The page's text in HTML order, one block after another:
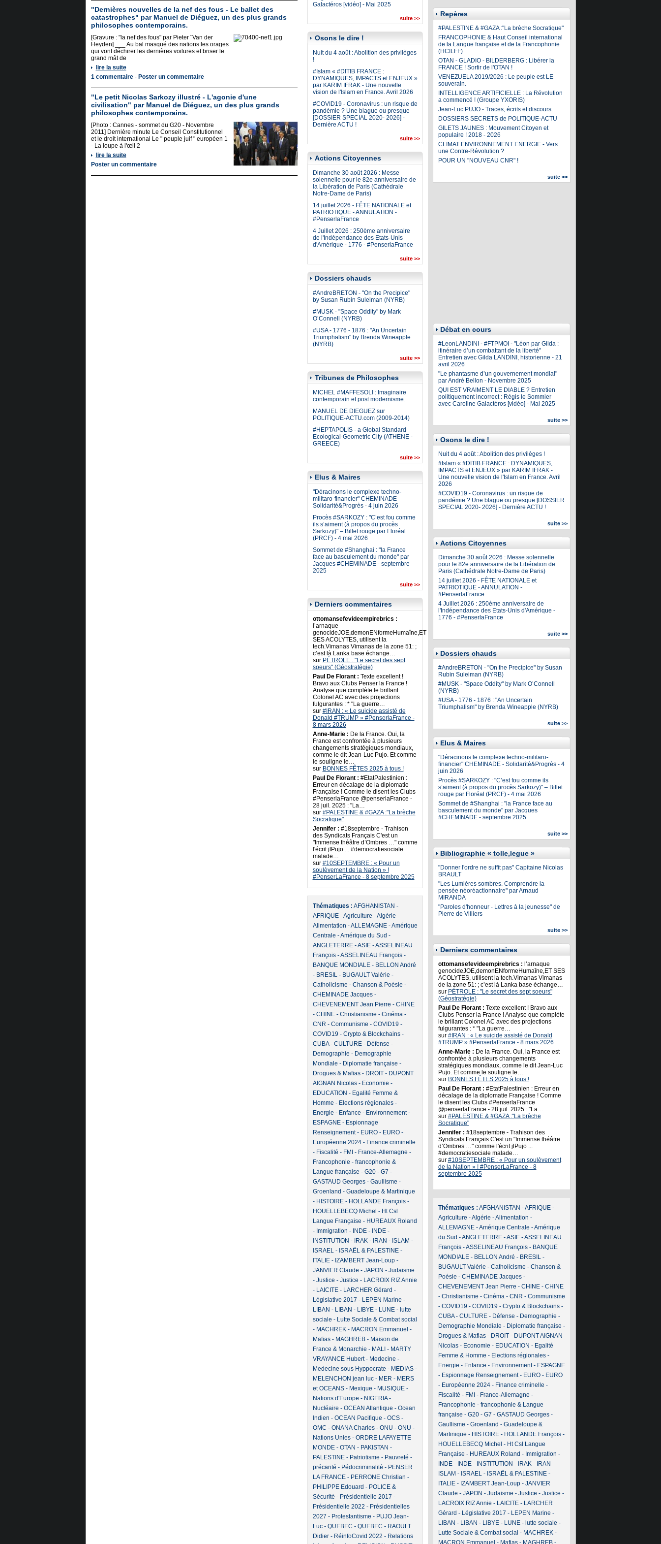
"Dernières nouvelles de la nef des fous - Le ballet des
catastrophes" par Manuel de Diéguez, un des plus grands
philosophes contemporains.
[Gravure : "la nef des fous" par Pieter ¨Van der
Heyden] ___ Au bal masqué des nations les orages
qui vont déchirer les dernières voilures et briser le
grand mât de
lire la suite
1 commentaire- Poster un commentaire
"Le petit Nicolas Sarkozy illustré - L'agonie d'une
civilisation" par Manuel de Diéguez, un des plus grands
philosophes contemporains.
[Photo : Cannes - sommet du G20 - Novembre
2011] Dernière minute Le Conseil Constitutionnel
et le droit international Le " peuple juif " européen 1
- La loupe à l'œil 2
lire la suite
Poster un commentaire
Galactéros [vidéo] - Mai 2025
suite >>
Osons le dire !
Nuit du 4 août : Abolition des privilèges
!
#Islam « #DITIB FRANCE :
DYNAMIQUES, IMPACTS et ENJEUX »
par KARIM IFRAK - Une nouvelle
vision de l'Islam en France. Avril 2026
#COVID19 - Coronavirus : un risque de
pandémie ? Une blague ou presque
[DOSSIER SPECIAL 2020- 2026] -
Dernière ACTU !
suite >>
Actions Citoyennes
Dimanche 30 août 2026 : Messe
solennelle pour le 82e anniversaire de
la Libération de Paris (Cathédrale
Notre-Dame de Paris)
14 juillet 2026 - FÊTE NATIONALE et
PATRIOTIQUE - ANNULATION -
#PenserlaFrance
4 Juillet 2026 : 250ème anniversaire
de l'Indépendance des Etats-Unis
d'Amérique - 1776 - #PenserlaFrance
suite >>
Dossiers chauds
#AndreBRETON - "On the Precipice"
by Susan Rubin Suleiman (NYRB)
#MUSK - "Space Oddity" by Mark
O’Connell (NYRB)
#USA - 1776 - 1876 : "An Uncertain
Triumphalism" by Brenda Wineapple
(NYRB)
suite >>
Tribunes de Philosophes
MICHEL #MAFFESOLI : Imaginaire
contemporain et post modernisme.
MANUEL DE DIEGUEZ sur
POLITIQUE-ACTU.com (2009-2014)
#HEPTAPOLIS - a Global Standard
Ecological-Geometric City (ATHENE -
GREECE)
suite >>
Elus & Maires
"Déracinons le complexe techno-
militaro-financier" CHEMINADE -
Solidarité&Progrès - 4 juin 2026
Procès #SARKOZY : "C’est fou comme
ils s’aiment (à propos du procès
Sarkozy)" – Billet rouge par Floréal
(PRCF) - 4 mai 2026
Sommet de #Shanghai : "la France
face au basculement du monde" par
Jacques #CHEMINADE - septembre
2025
suite >>
Derniers commentaires
ottomansefevideempirebrics :
l’arnaque
genocideJOE,demonENformeHumaîne,ET
SES ACOLYTES, utilisent la
tech.Vimanas Vimanas de la zone 51: ;
c’est là Lanka base échange…
sur PÉTROLE : "Le secret des sept
soeurs" (Géostratégie)
Paul De Florant : Texte excellent !
Bravo aux Clubs Penser la France !
Analyse que complète le brillant
Colonel AC avec des projections
fulgurantes : * "La guerre…
sur #IRAN : « Le suicide assisté de
Donald #TRUMP » #PenserlaFrance -
8 mars 2026
Anne-Marie : De la France. Oui, la
France est confrontée à plusieurs
changements stratégiques mondiaux,
comme le dit Jean-Luc Pujo. Et comme
le souligne le…
sur BONNES FÊTES 2025 à tous !
Paul De Florant : #EtatPalestinien :
Erreur en décalage de la diplomatie
Française ! Comme le disent les Clubs
#PenserlaFrance @penserlaFrance -
28 juil. 2025 : "La…
sur #PALESTINE & #GAZA :"La brèche
Socratique"
Jennifer : #18septembre - Trahison
des Syndicats Français C'est un
"Immense théâtre d’Ombres …" comme
l'écrit jlPujo ... #democratiesociale
malade…
sur #10SEPTEMBRE : « Pour un
soulèvement de la Nation » !
#PenserLaFrance - 8 septembre 2025
Thématiques : AFGHANISTAN -
AFRIQUE-Agriculture -Algérie -
Alimentation -ALLEMAGNE-Amérique
Centrale -Amérique du Sud -
ANGLETERRE-ASIE-ASSELINEAU
François-ASSELINEAU François-
BANQUE MONDIALE- BELLON André
- BRESIL- BUGAULT Valérie -
Catholicisme - Chanson & Poésie -
CHEMINADE Jacques-
CHEVENEMENT Jean Pierre - CHINE
- CHINE- Christianisme - Cinéma-
CNR - Communisme - COVID19 -
COVID19 - Crypto & Blockchains-
CUBA- CULTURE- Défense -
Demographie - Demographie
Mondiale - Diplomatie française -
Drogues & Mafias- DROIT- DUPONT
AIGNAN Nicolas- Economie -
EDUCATION - Egalité Femme &
Homme - Elections régionales-
Energie - Enfance - Environnement-
ESPAGNE- Espionnage
Renseignement- EURO- EURO-
Européenne 2024- Finance criminelle
- Fiscalité - FMI - France-Allemagne -
Francophonie - francophonie &
Langue française - G20- G7 -
GASTAUD Georges- Gaullisme -
Groenland - Guadeloupe & Martinique
- HISTOIRE- HOLLANDE François-
HOUELLEBECQ Michel - Ht Csl
Langue Française - HUREAUX Roland
- Immigration - INDE- INDE-
INSTITUTION - IRAK- IRAN - ISLAM -
ISRAEL- ISRAËL & PALESTINE-
ITALIE- IZAMBERT Jean-Loup-
JANVIER Claude - JAPON - Judaisme
- Justice - Justice - LACROIX RIZ Annie
- LAICITE- LARCHER Gérard -
Législative 2017 - LEPEN Marine -
LIBAN - LIBAN - LIBYE- LUNE- lutte
sociale - Lutte Sociale & Combat social
- MACHREK- MACRON Emmanuel -
Mafias- MAGHREB- Maison de
France & Monarchie - MALI - MARTY
VRAYANCE Hubert- Medecine -
Medecine sous Hyppocrate - MEDIAS-
MELENCHON jean luc- MER - MERS
et OCEANS- Mexique - MUSIQUE-
Nations d'Europe - NIGERIA-
Nucléaire - OCEAN Atlantique - Ocean
Indien - OCEAN Pacifique - OCS-
OMC - ONANA Charles- ONU - ONU -
Nations Unies- ORDRE LAFAYETTE
MONDE- OTAN - PAKISTAN -
PALESTINE- Patriotisme - Pauvreté -
précarité - Pédocriminalité - PENSER
LA FRANCE- PERRONE Christian -
PHILIPPE Edouard - POLICE &
Sécurité - Présidentielle 2017 -
Présidentielle 2022 - Présidentielles
2027 - Protestantisme - PUJO Jean-
Luc- QUEBEC - QUEBEC - RAOULT
Didier- RéinfoCovid 2022 - Relations
Repères
#PALESTINE & #GAZA :"La brèche Socratique"
FRANCOPHONIE & Haut Conseil international
de la Langue française et de la Francophonie
(HCILFF)
OTAN - GLADIO - BILDERBERG : Libérer la
FRANCE ! Sortir de l'OTAN !
VENEZUELA 2019/2026 : Le peuple est LE
souverain.
INTELLIGENCE ARTIFICIELLE : La Révolution
a commencé ! (Groupe YXORIS)
Jean-Luc PUJO - Traces, écrits et discours.
DOSSIERS SECRETS de POLITIQUE-ACTU
GILETS JAUNES : Mouvement Citoyen et
populaire ! 2018 - 2026
CLIMAT ENVIRONNEMENT ENERGIE - Vers
une Contre-Révolution ?
POUR UN "NOUVEAU CNR" !
suite >>
Débat en cours
#LeonLANDINI - #FTPMOI - "Léon par Gilda :
itinéraire d’un combattant de la liberté"
Entretien avec Gilda LANDINI, historienne - 21
avril 2026
"Le phantasme d’un gouvernement mondial"
par André Bellon - Novembre 2025
QUI EST VRAIMENT LE DIABLE ? Entretien
politiquement incorrect : Régis le Sommier
avec Caroline Galactéros [vidéo] - Mai 2025
suite >>
Osons le dire !
Nuit du 4 août : Abolition des privilèges !
#Islam « #DITIB FRANCE : DYNAMIQUES,
IMPACTS et ENJEUX » par KARIM IFRAK -
Une nouvelle vision de l'Islam en France. Avril
2026
#COVID19 - Coronavirus : un risque de
pandémie ? Une blague ou presque [DOSSIER
SPECIAL 2020- 2026] - Dernière ACTU !
suite >>
Actions Citoyennes
Dimanche 30 août 2026 : Messe solennelle
pour le 82e anniversaire de la Libération de
Paris (Cathédrale Notre-Dame de Paris)
14 juillet 2026 - FÊTE NATIONALE et
PATRIOTIQUE - ANNULATION -
#PenserlaFrance
4 Juillet 2026 : 250ème anniversaire de
l'Indépendance des Etats-Unis d'Amérique -
1776 - #PenserlaFrance
suite >>
Dossiers chauds
#AndreBRETON - "On the Precipice" by Susan
Rubin Suleiman (NYRB)
#MUSK - "Space Oddity" by Mark O’Connell
(NYRB)
#USA - 1776 - 1876 : "An Uncertain
Triumphalism" by Brenda Wineapple (NYRB)
suite >>
Elus & Maires
"Déracinons le complexe techno-militaro-
financier" CHEMINADE - Solidarité&Progrès - 4
juin 2026
Procès #SARKOZY : "C’est fou comme ils
s’aiment (à propos du procès Sarkozy)" – Billet
rouge par Floréal (PRCF) - 4 mai 2026
Sommet de #Shanghai : "la France face au
basculement du monde" par Jacques
#CHEMINADE - septembre 2025
suite >>
Bibliographie « tolle,legue »
"Donner l'ordre ne suffit pas" Capitaine Nicolas
BRAULT
"Les Lumières sombres. Comprendre la
pensée néoréactionnaire" par Arnaud
MIRANDA
"Paroles d'honneur - Lettres à la jeunesse" de
Pierre de Villiers
suite >>
Derniers commentaires
ottomansefevideempirebrics : l’arnaque
genocideJOE,demonENformeHumaîne,ET SES
ACOLYTES, utilisent la tech.Vimanas Vimanas
de la zone 51: ; c’est là Lanka base échange…
sur PÉTROLE : "Le secret des sept soeurs"
(Géostratégie)
Paul De Florant : Texte excellent ! Bravo aux
Clubs Penser la France ! Analyse que complète
le brillant Colonel AC avec des projections
fulgurantes : * "La guerre…
sur #IRAN : « Le suicide assisté de Donald
#TRUMP » #PenserlaFrance - 8 mars 2026
Anne-Marie : De la France. Oui, la France est
confrontée à plusieurs changements
stratégiques mondiaux, comme le dit Jean-Luc
Pujo. Et comme le souligne le…
sur BONNES FÊTES 2025 à tous !
Paul De Florant : #EtatPalestinien : Erreur en
décalage de la diplomatie Française ! Comme
le disent les Clubs #PenserlaFrance
@penserlaFrance - 28 juil. 2025 : "La…
sur #PALESTINE & #GAZA :"La brèche
Socratique"
Jennifer : #18septembre - Trahison des
Syndicats Français C'est un "Immense théâtre
d’Ombres …" comme l'écrit jlPujo ...
#democratiesociale malade…
sur #10SEPTEMBRE : « Pour un soulèvement
de la Nation » ! #PenserLaFrance - 8
septembre 2025
Thématiques : AFGHANISTAN -AFRIQUE-
Agriculture -Algérie -Alimentation -
ALLEMAGNE-Amérique Centrale -Amérique
du Sud -ANGLETERRE-ASIE-ASSELINEAU
François-ASSELINEAU François- BANQUE
MONDIALE- BELLON André - BRESIL-
BUGAULT Valérie - Catholicisme - Chanson &
Poésie - CHEMINADE Jacques-
CHEVENEMENT Jean Pierre - CHINE- CHINE
- Christianisme - Cinéma- CNR - Communisme
- COVID19 - COVID19 - Crypto & Blockchains-
CUBA- CULTURE- Défense - Demographie -
Demographie Mondiale - Diplomatie française -
Drogues & Mafias- DROIT- DUPONT AIGNAN
Nicolas- Economie - EDUCATION - Egalité
Femme & Homme - Elections régionales-
Energie - Enfance - Environnement- ESPAGNE
- Espionnage Renseignement- EURO- EURO
- Européenne 2024- Finance criminelle -
Fiscalité - FMI - France-Allemagne -
Francophonie - francophonie & Langue
française - G20- G7 - GASTAUD Georges-
Gaullisme - Groenland - Guadeloupe &
Martinique - HISTOIRE- HOLLANDE François-
HOUELLEBECQ Michel - Ht Csl Langue
Française - HUREAUX Roland - Immigration -
INDE- INDE- INSTITUTION - IRAK- IRAN -
ISLAM - ISRAEL- ISRAËL & PALESTINE-
ITALIE- IZAMBERT Jean-Loup- JANVIER
Claude - JAPON - Judaisme - Justice - Justice -
LACROIX RIZ Annie - LAICITE- LARCHER
Gérard - Législative 2017 - LEPEN Marine -
LIBAN - LIBAN - LIBYE- LUNE- lutte sociale -
Lutte Sociale & Combat social - MACHREK-
MACRON Emmanuel - Mafias- MAGHREB-